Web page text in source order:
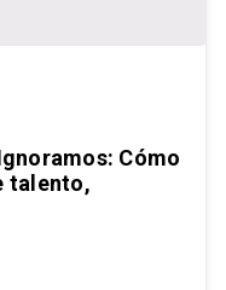
Cómo
talento,